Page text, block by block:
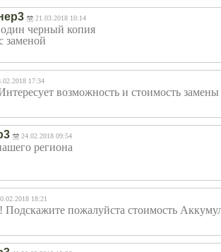
21.03.2018 10:14
черный копия
заменой
17:34
тересует возможность и стоимость
24.02.2018 09:54
региона
18:21
пожалуйста стоимость